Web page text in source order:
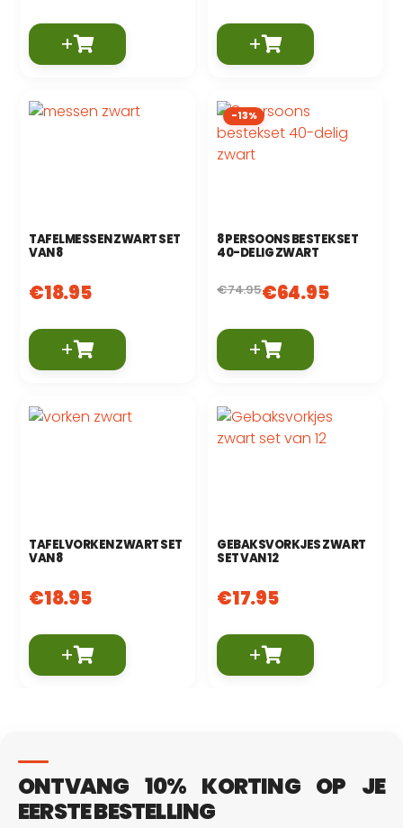
+ +
TAFELMESSEN ZWART SET
VAN 8
€18.95
+
-13%
8 PERSOONS BESTEKSET
40-DELIG ZWART
€74.95€64.95
+
TAFELVORKEN ZWART SET
VAN 8
€18.95
+
GEBAKSVORKJES ZWART
SET VAN 12
€17.95
+
ONTVANG 10% KORTING OP JE
EERSTE BESTELLING